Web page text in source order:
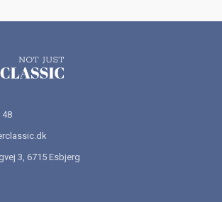
48
3, 6715 Esbjerg